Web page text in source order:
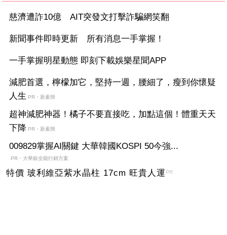
慈濟遭詐10億 AIT突發文打擊詐騙網笑翻
新聞事件即時更新 所有消息一手掌握！
一手掌握明星動態 即刻下載娛樂星聞APP
減肥首選，檸檬加它，堅持一週，腰細了，瘦到你懷疑
人生 PR・新素簡
超神減肥神器！橘子不要直接吃，加點這個！體重天天
下降 PR・新素簡
009829掌握AI關鍵 大華韓國KOSPI 50今強...
PR・大華銀全能行銷方案
特價 玻利維亞紫水晶柱 17cm 旺貴人運 PR